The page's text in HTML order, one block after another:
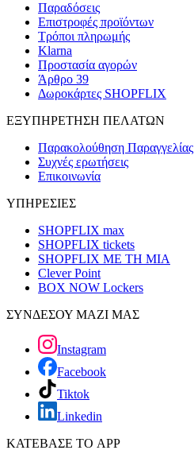
Παραδόσεις
Επιστροφές προϊόντων
Τρόποι πληρωμής
Klarna
Προστασία αγορών
Άρθρο 39
Δωροκάρτες SHOPFLIX
ΕΞΥΠΗΡΕΤΗΣΗ ΠΕΛΑΤΩΝ
Παρακολούθηση Παραγγελίας
Συχνές ερωτήσεις
Επικοινωνία
ΥΠΗΡΕΣΙΕΣ
SHOPFLIX max
SHOPFLIX tickets
SHOPFLIX ΜΕ ΤΗ ΜΙΑ
Clever Point
BOX NOW Lockers
ΣΥΝΔΕΣΟΥ ΜΑΖΙ ΜΑΣ
Instagram
Facebook
Tiktok
Linkedin
ΚΑΤΕΒΑΣΕ ΤΟ APP